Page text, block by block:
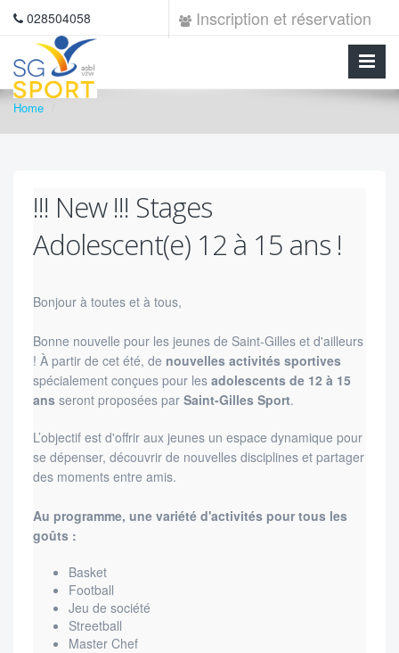
028504058 Inscription et réservation
Home
!!! New !!! Stages
Adolescent(e) 12 à 15 ans !
Bonjour à toutes et à tous,
Bonne nouvelle pour les jeunes de Saint-Gilles et d'ailleurs
! À partir de cet été, de nouvelles activités sportives
spécialement conçues pour les adolescents de 12 à 15
ans seront proposées par Saint-Gilles Sport.
L’objectif est d'offrir aux jeunes un espace dynamique pour
se dépenser, découvrir de nouvelles disciplines et partager
des moments entre amis.
Au programme, une variété d'activités pour tous les
goûts :
Basket
Football
Jeu de société
Streetball
Master Chef